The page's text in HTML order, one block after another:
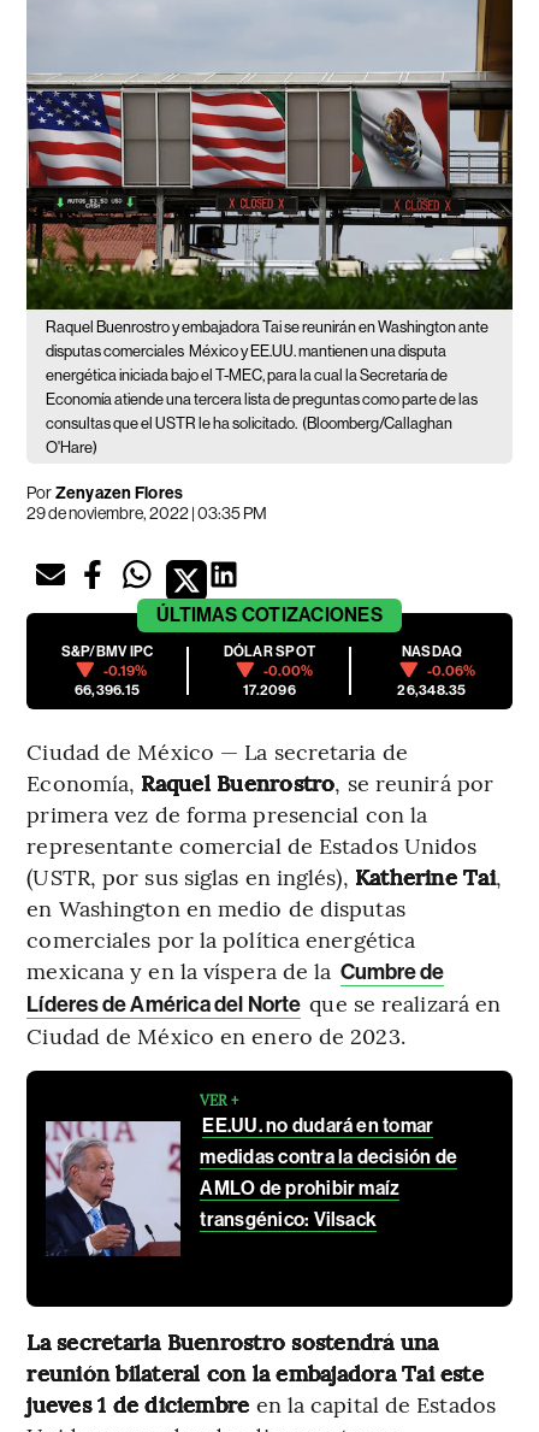
Raquel Buenrostro y embajadora Tai se reunirán en Washington ante
disputas comerciales México y EE.UU. mantienen una disputa
energética iniciada bajo el T-MEC, para la cual la Secretaría de
Economía atiende una tercera lista de preguntas como parte de las
consultas que el USTR le ha solicitado. (Bloomberg/Callaghan
O'Hare)
PorZenyazen Flores
29 de noviembre, 2022 | 03:35 PM
ÚLTIMAS COTIZACIONES
S&P/BMV IPC
-0.19%
66,396.15
DÓLAR SPOT
-0.00%
17.2096
NASDAQ
-0.06%
26,348.35
Ciudad de México — La secretaria de
Economía, Raquel Buenrostro, se reunirá por
primera vez de forma presencial con la
representante comercial de Estados Unidos
(USTR, por sus siglas en inglés), Katherine Tai,
en Washington en medio de disputas
comerciales por la política energética
mexicana y en la víspera de la Cumbre de
Líderes de América del Norte que se realizará en
Ciudad de México en enero de 2023.
VER +
EE.UU. no dudará en tomar
medidas contra la decisión de
AMLO de prohibir maíz
transgénico: Vilsack
La secretaria Buenrostro sostendrá una
reunión bilateral con la embajadora Tai este
jueves 1 de diciembre en la capital de Estados